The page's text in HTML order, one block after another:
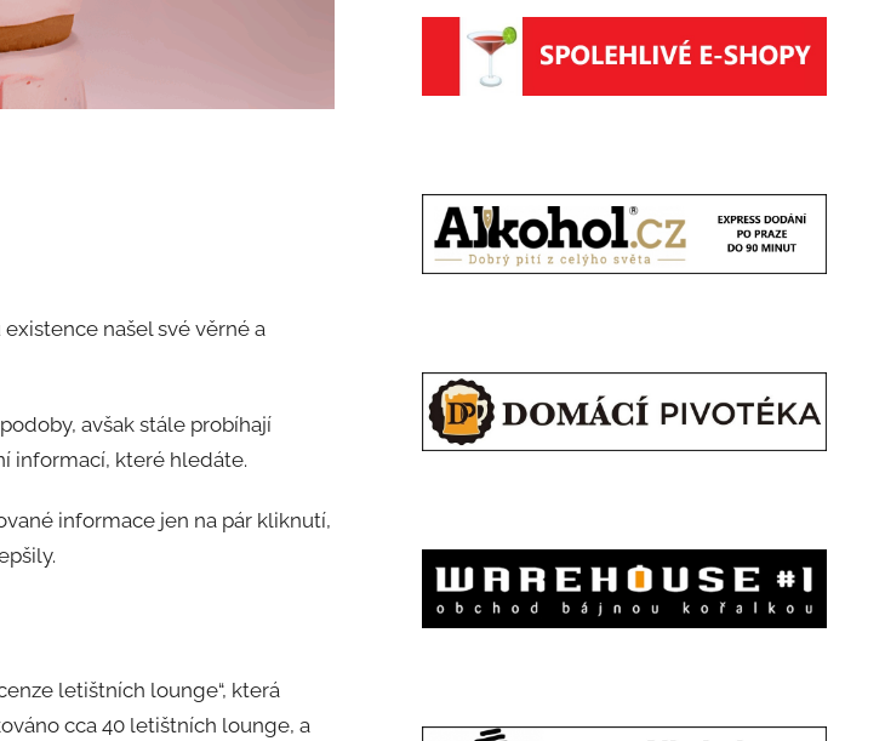
našel své věrné a
avšak stále probíhají
informací, které hledáte.
informace jen na pár kliknutí,
letištních lounge“, která
cca 40 letištních lounge, a